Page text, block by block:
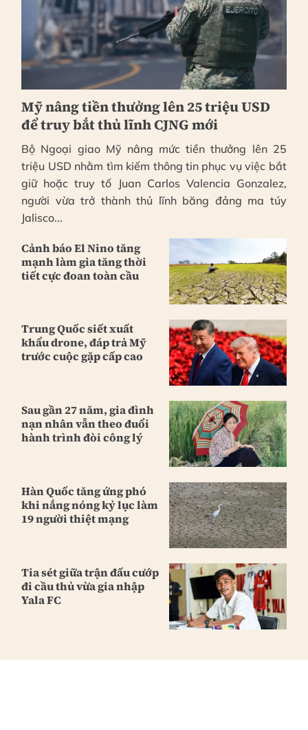
Mỹ nâng tiền thưởng lên 25 triệu USD
để truy bắt thủ lĩnh CJNG mới
Bộ Ngoại giao Mỹ nâng mức tiền thưởng lên 25
triệu USD nhằm tìm kiếm thông tin phục vụ việc bắt
giữ hoặc truy tố Juan Carlos Valencia Gonzalez,
người vừa trở thành thủ lĩnh băng đảng ma túy
Jalisco...
Cảnh báo El Nino tăng
mạnh làm gia tăng thời
tiết cực đoan toàn cầu
Trung Quốc siết xuất
khẩu drone, đáp trả Mỹ
trước cuộc gặp cấp cao
Sau gần 27 năm, gia đình
nạn nhân vẫn theo đuổi
hành trình đòi công lý
Hàn Quốc tăng ứng phó
khi nắng nóng kỷ lục làm
19 người thiệt mạng
Tia sét giữa trận đấu cướp
đi cầu thủ vừa gia nhập
Yala FC